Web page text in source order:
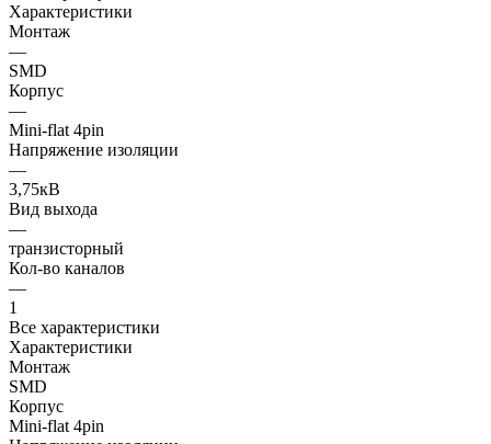
Характеристики
Монтаж
—
SMD
Корпус
—
Mini-flat 4pin
Напряжение изоляции
—
3,75кВ
Вид выхода
—
транзисторный
Кол-во каналов
—
1
Все характеристики
Характеристики
Монтаж
SMD
Корпус
Mini-flat 4pin